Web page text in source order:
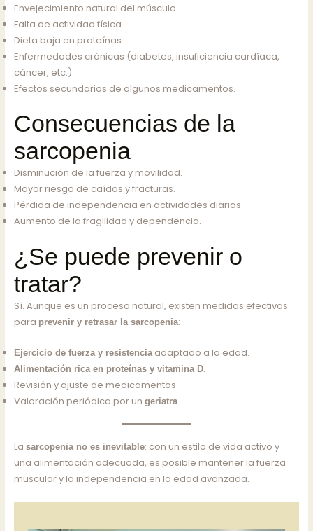
Envejecimiento natural del músculo.
Falta de actividad física.
Dieta baja en proteínas.
Enfermedades crónicas (diabetes, insuficiencia cardíaca,
cáncer, etc.).
Efectos secundarios de algunos medicamentos.
Consecuencias de la
sarcopenia
Disminución de la fuerza y movilidad.
Mayor riesgo de caídas y fracturas.
Pérdida de independencia en actividades diarias.
Aumento de la fragilidad y dependencia.
¿Se puede prevenir o
tratar?
Sí. Aunque es un proceso natural, existen medidas efectivas
para prevenir y retrasar la sarcopenia:
Ejercicio de fuerza y resistenciaadaptado a la edad.
Alimentación rica en proteínas y vitamina D.
Revisión y ajuste de medicamentos.
Valoración periódica por ungeriatra.
Lasarcopenia no es inevitable: con un estilo de vida activo y
una alimentación adecuada, es posible mantener la fuerza
muscular y la independencia en la edad avanzada.